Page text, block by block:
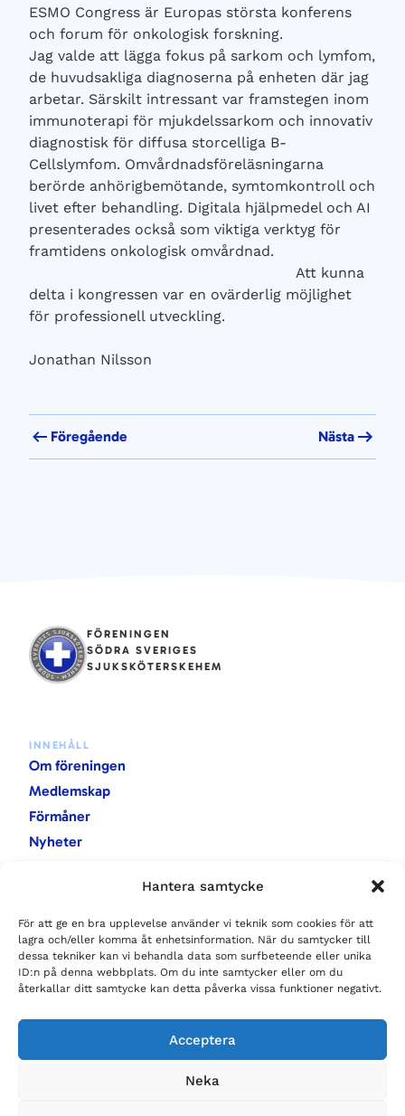
Hantera samtycke
För att ge en bra upplevelse använder vi teknik som cookies för att
lagra och/eller komma åt enhetsinformation. När du samtycker till
dessa tekniker kan vi behandla data som surfbeteende eller unika
ID:n på denna webbplats. Om du inte samtycker eller om du
återkallar ditt samtycke kan detta påverka vissa funktioner negativt.
Acceptera
Neka
ESMO Congress är Europas största konferens
och forum för onkologisk forskning.
Jag valde att lägga fokus på sarkom och lymfom,
de huvudsakliga diagnoserna på enheten där jag
arbetar. Särskilt intressant var framstegen inom
immunoterapi för mjukdelssarkom och innovativ
diagnostisk för diffusa storcelliga B-
Cellslymfom. Omvårdnadsföreläsningarna
berörde anhörigbemötande, symtomkontroll och
livet efter behandling. Digitala hjälpmedel och AI
presenterades också som viktiga verktyg för
framtidens onkologisk omvårdnad.
Att kunna
delta i kongressen var en ovärderlig möjlighet
för professionell utveckling.
Jonathan Nilsson
Föregående Nästa
FÖRENINGEN
SÖDRA SVERIGES
SJUKSKÖTERSKEHEM
INNEHÅLL
Om föreningen
Medlemskap
Förmåner
Nyheter
KONTAKTA OSS
Baravägen 9
222 40 Lund